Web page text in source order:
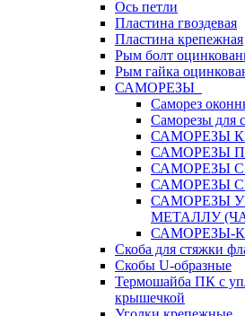
Ось петли
Пластина гвоздевая
Пластина крепежная
Рым болт
Рым гайка
САМОРЕЗЫ
Саморез
Саморезы для
САМОРЕЗЫ
САМОРЕЗЫ
САМОРЕЗЫ
САМОРЕЗЫ
САМОРЕЗЫ
МЕТАЛЛУ
САМОРЕЗЫ-
Скоба для стяжки
Скобы U-образные
Термошайба ПК с
крышечкой